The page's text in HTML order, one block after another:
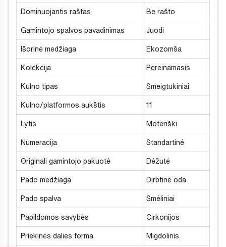
Dominuojantis raštas Be rašto
Gamintojo spalvos pavadinimas Juodi
Išorinė medžiaga Ekozomša
Kolekcija Pereinamasis
Kulno tipas Smeigtukiniai
Kulno/platformos aukštis 11
Lytis Moteriški
Numeracija Standartinė
Originali gamintojo pakuotė Dėžutė
Pado medžiaga Dirbtinė oda
Pado spalva Smėliniai
Papildomos savybės Cirkonijos
Priekinės dalies forma Migdolinis